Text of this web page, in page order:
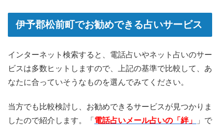
伊予郡松前町でお勧めできる占いサービス
インターネット検索すると、電話占いやネット占いのサー
ビスは多数ヒットしますので、上記の基準で比較して、あ
なたに合っていそうなものを選んでみてください。
当方でも比較検討し、お勧めできるサービスが見つかりま
したので紹介します。「 電話占いメール占いの「絆」
」で